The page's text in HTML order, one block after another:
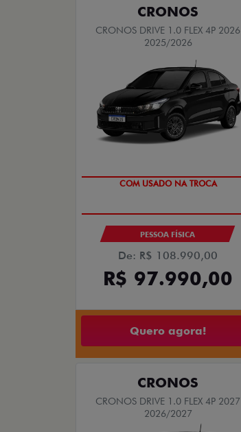
CRONOS
CRONOS DRIVE 1.0 FLEX 4P 2026
2025/2026
PESSOA FÍSICA
De: R$ 108.990,00
R$ 97.990,00
Quero agora!
CRONOS
CRONOS DRIVE 1.0 FLEX 4P 2027
2026/2027